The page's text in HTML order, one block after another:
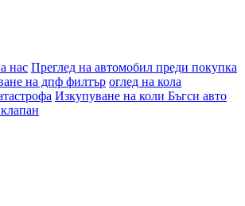
нас Преглед на автомобил преди покупка
на дпф филтър оглед на кола
Изкупуване на коли Бъгси авто